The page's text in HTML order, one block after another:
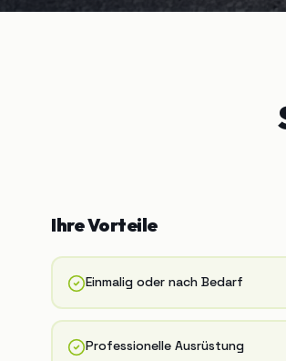
Ihre Vorteile
Einmalig oder nach Bedarf
Professionelle Ausrüstung